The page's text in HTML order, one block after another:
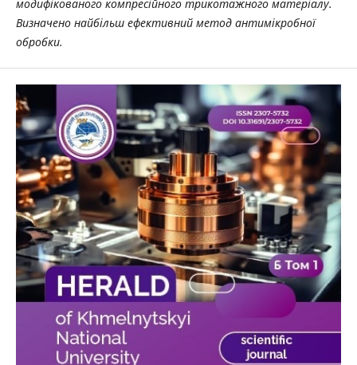
модифікованого компресійного трикотажного матеріалу.
Визначено найбільш ефективний метод антимікробної
обробки.